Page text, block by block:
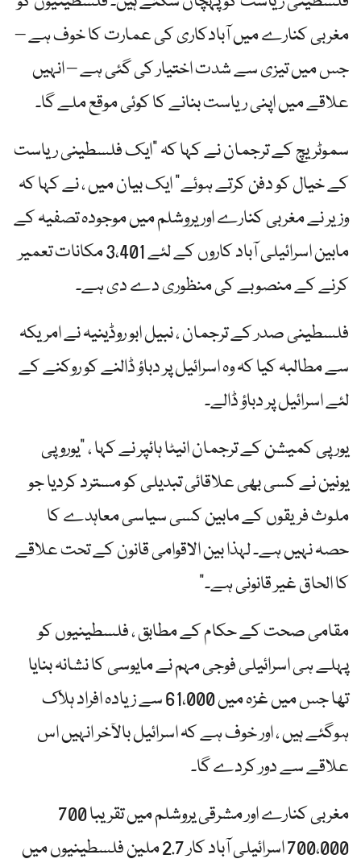
مغربی کنارے میں آبادکاری کی عمارت کا خوف ہے –
جس میں تیزی سے شدت اختیار کی گئی ہے – انہیں
علاقے میں اپنی ریاست بنانے کا کوئی موقع ملے گا۔
سموٹریچ کے ترجمان نے کہا کہ "ایک فلسطینی ریاست
کے خیال کو دفن کرتے ہوئے” ایک بیان میں ، نے کہا کہ
وزیر نے مغربی کنارے اور یروشلم میں موجودہ تصفیہ کے
مابین اسرائیلی آباد کاروں کے لئے 3،401 مکانات تعمیر
کرنے کے منصوبے کی منظوری دے دی ہے۔
فلسطینی صدر کے ترجمان ، نبیل ابو روڈینیہ نے امریکہ
سے مطالبہ کیا کہ وہ اسرائیل پر دباؤ ڈالنے کو روکنے کے
لئے اسرائیل پر دباؤ ڈالے۔
یورپی کمیشن کے ترجمان انیٹا ہائپر نے کہا ، "یوروپی
یونین نے کسی بھی علاقائی تبدیلی کو مسترد کردیا جو
ملوث فریقوں کے مابین کسی سیاسی معاہدے کا
حصہ نہیں ہے۔ لہذا بین الاقوامی قانون کے تحت علاقے
کا الحاق غیر قانونی ہے۔”
مقامی صحت کے حکام کے مطابق ، فلسطینیوں کو
پہلے ہی اسرائیلی فوجی مہم نے مایوسی کا نشانہ بنایا
تھا جس میں غزہ میں 61،000 سے زیادہ افراد ہلاک
ہوگئے ہیں ، اور خوف ہے کہ اسرائیل بالآخر انہیں اس
علاقے سے دور کردے گا۔
مغربی کنارے اور مشرقی یروشلم میں تقریبا 700
700،000 اسرائیلی آباد کار 2.7 ملین فلسطینیوں میں